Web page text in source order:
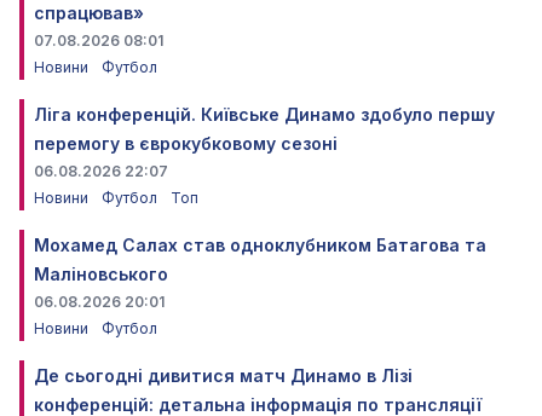
спрацював»
07.08.2026 08:01
Новини
Футбол
Ліга конференцій. Київське Динамо здобуло першу
перемогу в єврокубковому сезоні
06.08.2026 22:07
Новини
Футбол Топ
Мохамед Салах став одноклубником Батагова та
Маліновського
06.08.2026 20:01
Новини
Футбол
Де сьогодні дивитися матч Динамо в Лізі
конференцій: детальна інформація по трансляції